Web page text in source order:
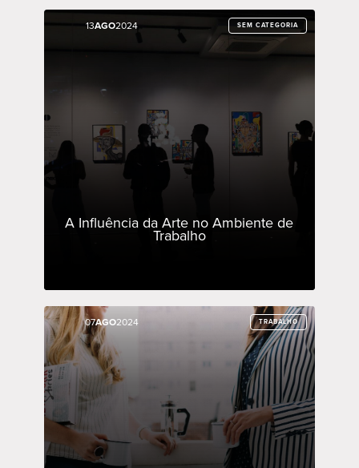
13AGO2024 SEM CATEGORIA
A Influência da Arte no Ambiente de
Trabalho
13AGO2024 SEM CATEGORIA
07AGO2024 TRABALHO
07AGO2024 TRABALHO